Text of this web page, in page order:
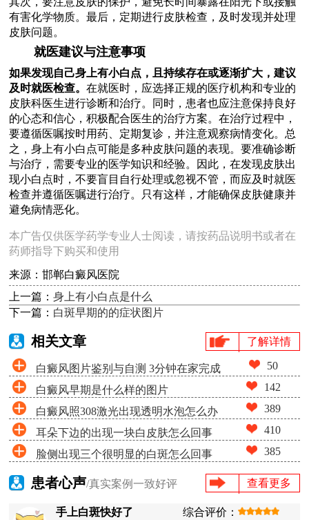
有害化学物质。最后，定期进行皮肤检查，及时发现并处理
皮肤问题。
就医建议与注意事项
如果发现自己身上有小白点，且持续存在或逐渐扩大，建议
及时就医检查。在就医时，应选择正规的医疗机构和专业的
皮肤科医生进行诊断和治疗。同时，患者也应注意保持良好
的心态和信心，积极配合医生的治疗方案。在治疗过程中，
要遵循医嘱按时用药、定期复诊，并注意观察病情变化。总
之，身上有小白点可能是多种皮肤问题的表现。要准确诊断
与治疗，需要专业的医学知识和经验。因此，在发现皮肤出
现小白点时，不要盲目自行处理或忽视不管，而应及时就医
检查并遵循医嘱进行治疗。只有这样，才能确保皮肤健康并
避免病情恶化。
本广告仅供医学药学专业人士阅读，请按药品说明书或者在
药师指导下购买和使用
来源：邯郸白癜风医院
上一篇：身上有小白点是什么
下一篇： 白斑早期的的症状图片
相关文章 了解详情
白癜风图片鉴别与自测 3分钟在家完成
白斑筛查
50
白癜风早期是什么样的图片 142
白癜风照308激光出现透明水泡怎么办 389
耳朵下边的出现一块白皮肤怎么回事 410
脸侧出现三个很明显的白斑怎么回事 385
患者心声/真实案例一致好评 查看更多
手上白斑快好了
综合评价：